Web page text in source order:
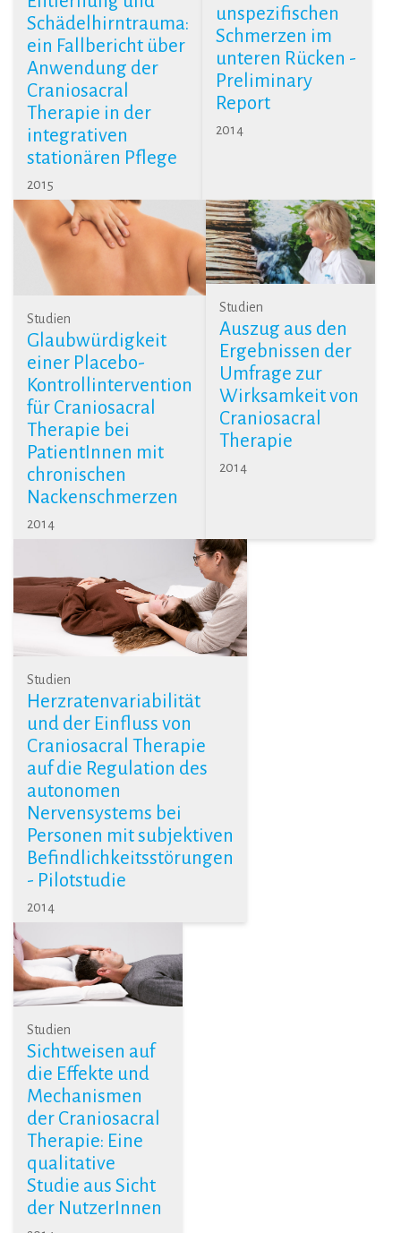
Schädelhirntrauma:
ein Fallbericht über
Anwendung der
Craniosacral
Therapie in der
integrativen
stationären Pflege
2015
unspezifischen
Schmerzen im
unteren Rücken -
Preliminary
Report
2014
Studien
Glaubwürdigkeit
einer Placebo-
Kontrollintervention
für Craniosacral
Therapie bei
PatientInnen mit
chronischen
Nackenschmerzen
2014
Studien
Auszug aus den
Ergebnissen der
Umfrage zur
Wirksamkeit von
Craniosacral
Therapie
2014
Studien
Herzratenvariabilität
und der Einfluss von
Craniosacral Therapie
auf die Regulation des
autonomen
Nervensystems bei
Personen mit subjektiven
Befindlichkeitsstörungen
- Pilotstudie
2014
Studien
Sichtweisen auf
die Effekte und
Mechanismen
der Craniosacral
Therapie: Eine
qualitative
Studie aus Sicht
der NutzerInnen